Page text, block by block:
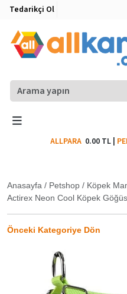
Tedarikçi Ol
ALLPARA 0.00 TL|
Anasayfa / Petshop / Köpek
Actirex Neon Cool Köpek
Önceki Kategoriye Dön